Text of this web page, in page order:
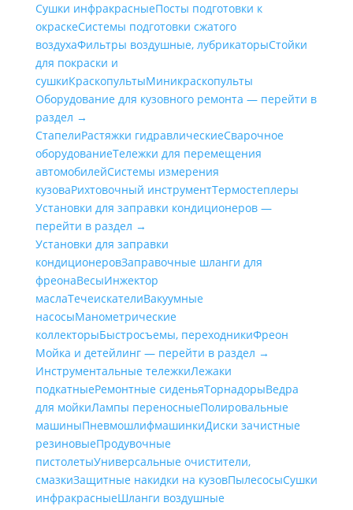
Сушки инфракрасныеПосты подготовки к
окраскеСистемы подготовки сжатого
воздухаФильтры воздушные, лубрикаторыСтойки
для покраски и
сушкиКраскопультыМиникраскопульты
Оборудование для кузовного ремонта — перейти в
раздел →
СтапелиРастяжки гидравлическиеСварочное
оборудованиеТележки для перемещения
автомобилейСистемы измерения
кузоваРихтовочный инструментТермостеплеры
Установки для заправки кондиционеров —
перейти в раздел →
Установки для заправки
кондиционеровЗаправочные шланги для
фреонаВесыИнжектор
маслаТечеискателиВакуумные
насосыМанометрические
коллекторыБыстросъемы, переходникиФреон
Мойка и детейлинг — перейти в раздел →
Инструментальные тележкиЛежаки
подкатныеРемонтные сиденьяТорнадорыВедра
для мойкиЛампы переносныеПолировальные
машиныПневмошлифмашинкиДиски зачистные
резиновыеПродувочные
пистолетыУниверсальные очистители,
смазкиЗащитные накидки на кузовПылесосыСушки
инфракрасныеШланги воздушные